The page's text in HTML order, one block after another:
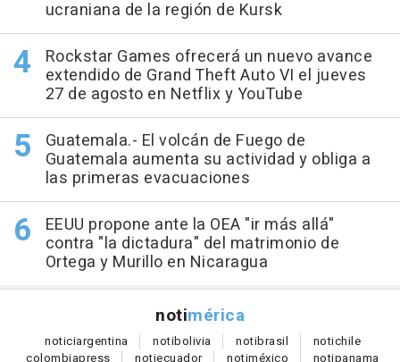
ucraniana de la región de Kursk
Rockstar Games ofrecerá un nuevo avance
extendido de Grand Theft Auto VI el jueves
27 de agosto en Netflix y YouTube
Guatemala.- El volcán de Fuego de
Guatemala aumenta su actividad y obliga a
las primeras evacuaciones
EEUU propone ante la OEA "ir más allá"
contra "la dictadura" del matrimonio de
Ortega y Murillo en Nicaragua
notimérica
noticiargentina notibolivia notibrasil notichile
colombiapress notiecuador notiméxico notipanama